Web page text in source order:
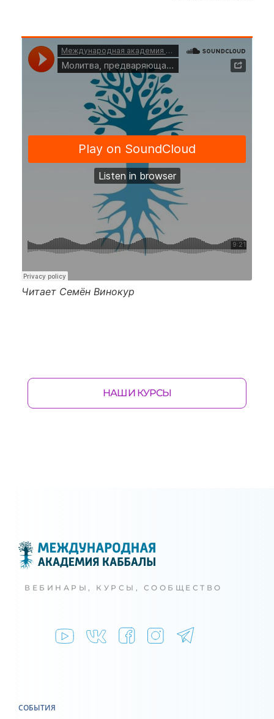
Читает Семён Винокур
НАШИ КУРСЫ
ВЕБИНАРЫ, КУРСЫ, СООБЩЕСТВО
СОБЫТИЯ